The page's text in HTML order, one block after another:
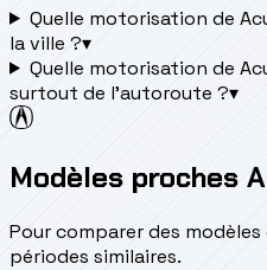
Quelle motorisation de
la ville ?▾
Quelle motorisation de
surtout de l'autoroute ?▾
Modèles proches
Pour comparer des
périodes similaires.